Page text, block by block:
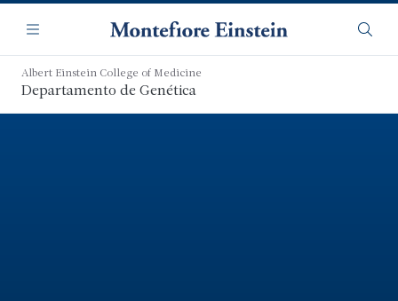
contenido
principal
Navegación
Menú
Albert Einstein College of Medicine
Departamento de Genética